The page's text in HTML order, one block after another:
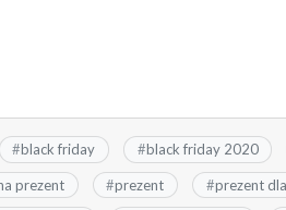
#black friday #black friday 2020
prezent #prezent #prezent